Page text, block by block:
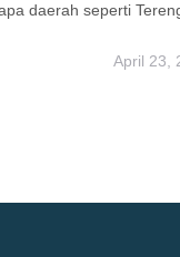
daerah seperti
April 23,